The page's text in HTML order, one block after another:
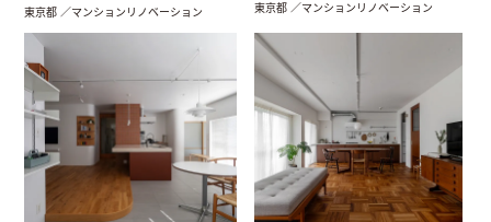
東京都 ／マンションリノベーション 東京都 ／マンションリノベーション